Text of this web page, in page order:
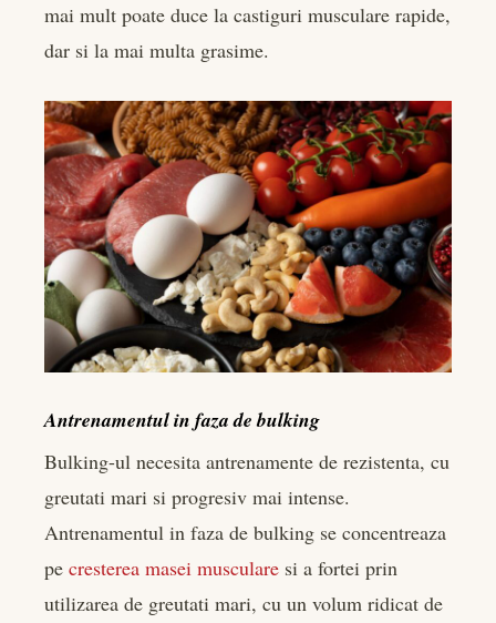
mai mult poate duce la castiguri musculare rapide,
dar si la mai multa grasime.
Antrenamentul in faza de bulking
Bulking-ul necesita antrenamente de rezistenta, cu
greutati mari si progresiv mai intense.
Antrenamentul in faza de bulking se concentreaza
pe cresterea masei musculare si a fortei prin
utilizarea de greutati mari, cu un volum ridicat de